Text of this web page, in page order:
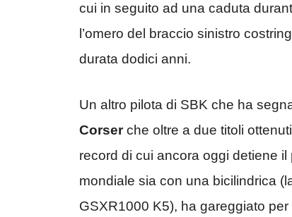
cui in seguito ad una caduta
l’omero del braccio sinistro
durata dodici anni.
Un altro pilota di SBK che ha
Corserche oltre a due titoli
record di cui ancora oggi detiene il
mondiale sia con una bicilindrica
GSXR1000 K5), ha gareggiato